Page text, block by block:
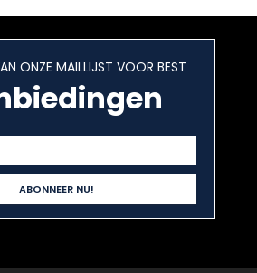
ONZE MAILLIJST VOOR BEST